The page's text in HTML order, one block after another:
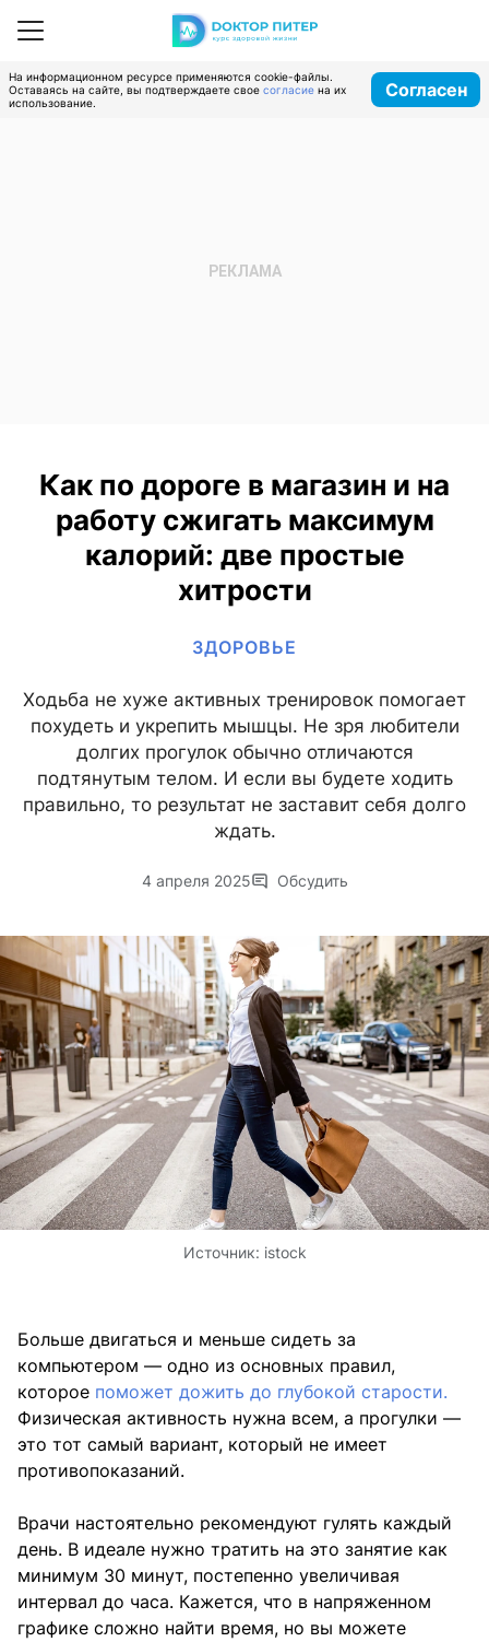
На информационном ресурсе применяются cookie-файлы.
Оставаясь на сайте, вы подтверждаете свое согласие на их
использование.
Согласен
Как по дороге в магазин и на
работу сжигать максимум
калорий: две простые
хитрости
ЗДОРОВЬЕ
Ходьба не хуже активных тренировок помогает
похудеть и укрепить мышцы. Не зря любители
долгих прогулок обычно отличаются
подтянутым телом. И если вы будете ходить
правильно, то результат не заставит себя долго
ждать.
4 апреля 2025 Обсудить
Источник: istock
Больше двигаться и меньше сидеть за
компьютером — одно из основных правил,
которое поможет дожить до глубокой старости.
Физическая активность нужна всем, а прогулки —
это тот самый вариант, который не имеет
противопоказаний.
Врачи настоятельно рекомендуют гулять каждый
день. В идеале нужно тратить на это занятие как
минимум 30 минут, постепенно увеличивая
интервал до часа. Кажется, что в напряженном
графике сложно найти время, но вы можете